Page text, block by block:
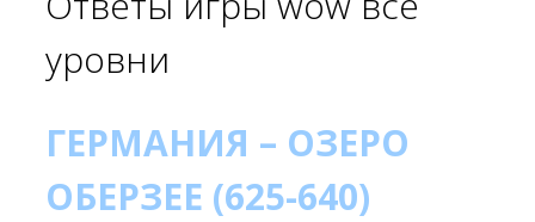
уровни
ГЕРМАНИЯ – ОЗЕРО
ОБЕРЗЕЕ (625-640)